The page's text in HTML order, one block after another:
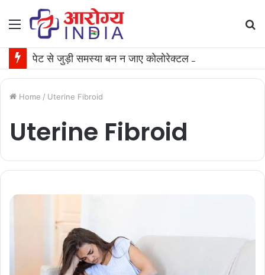
Menu
Home / Uterine Fibroid
Uterine Fibroid